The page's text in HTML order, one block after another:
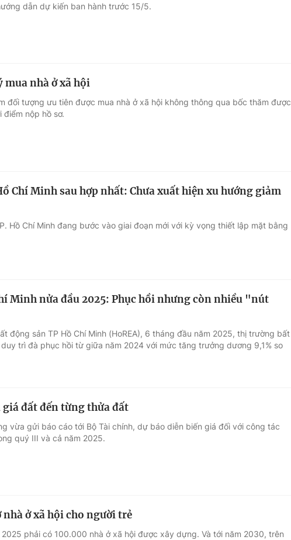
dẫn dự kiến ban hành trước 15/5.
nhà ở xã hội
đối tượng ưu tiên được mua nhà ở xã hội không thông qua bốc thăm được
nộp hồ sơ.
Chí Minh sau hợp nhất: Chưa xuất hiện xu hướng giảm
Hồ Chí Minh đang bước vào giai đoạn mới với kỳ vọng thiết lập mặt bằng
Minh nửa đầu 2025: Phục hồi nhưng còn nhiều "nút
động sản TP Hồ Chí Minh (HoREA), 6 tháng đầu năm 2025, thị trường bất
trì đà phục hồi từ giữa năm 2024 với mức tăng trưởng dương 9,1% so
giá đất đến từng thửa đất
vừa gửi báo cáo tới Bộ Tài chính, dự báo diễn biến giá đối với công tác
quý III và cả năm 2025.
ở xã hội cho người trẻ
phải có 100.000 nhà ở xã hội được xây dựng. Và tới năm 2030, trên